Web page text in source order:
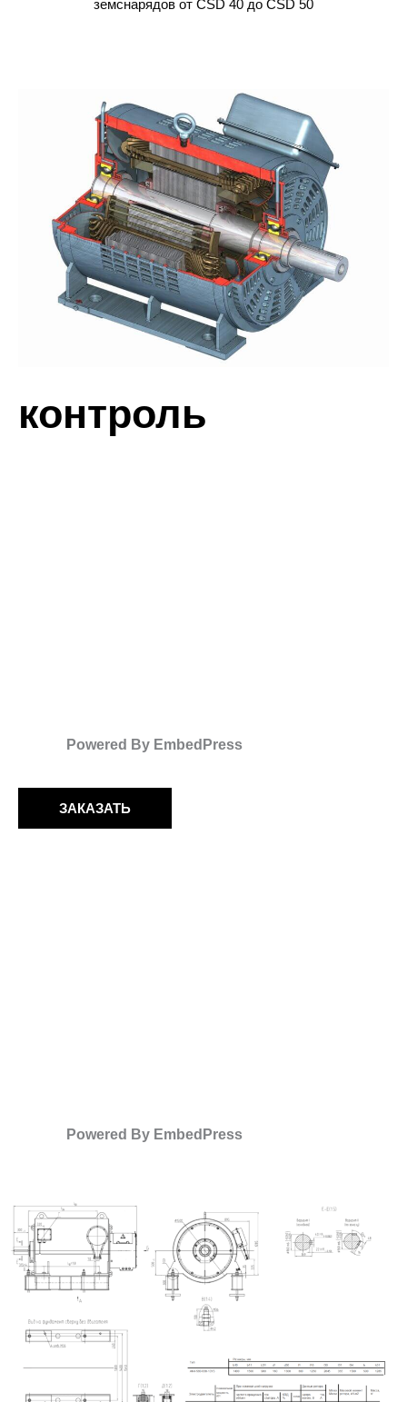
земснарядов от CSD 40 до CSD 50
контроль
Powered By EmbedPress
ЗАКАЗАТЬ
Powered By EmbedPress